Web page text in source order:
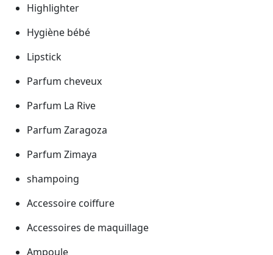
Highlighter
Hygiène bébé
Lipstick
Parfum cheveux
Parfum La Rive
Parfum Zaragoza
Parfum Zimaya
shampoing
Accessoire coiffure
Accessoires de maquillage
Ampoule